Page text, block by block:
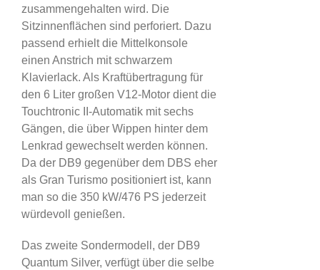
zusammengehalten wird. Die
Sitzinnenflächen sind perforiert. Dazu
passend erhielt die Mittelkonsole
einen Anstrich mit schwarzem
Klavierlack. Als Kraftübertragung für
den 6 Liter großen V12-Motor dient die
Touchtronic II-Automatik mit sechs
Gängen, die über Wippen hinter dem
Lenkrad gewechselt werden können.
Da der DB9 gegenüber dem DBS eher
als Gran Turismo positioniert ist, kann
man so die 350 kW/476 PS jederzeit
würdevoll genießen.
Das zweite Sondermodell, der DB9
Quantum Silver, verfügt über die selbe